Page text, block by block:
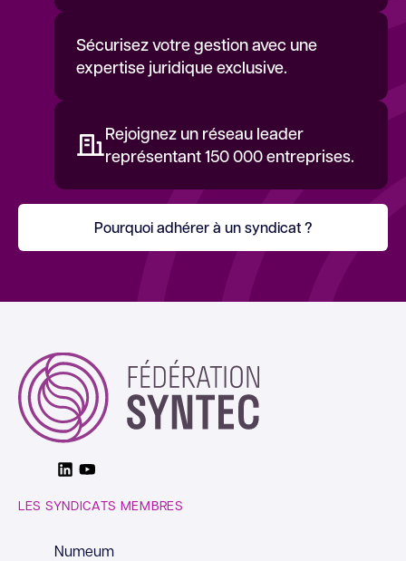
Sécurisez votre gestion avec une
expertise juridique exclusive.
Rejoignez un réseau leader
représentant 150 000 entreprises.
Pourquoi adhérer à un syndicat ?
LinkedinYoutube
LES SYNDICATS MEMBRES
Numeum